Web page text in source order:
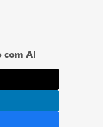
com AI